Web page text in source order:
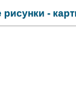
рисунки -